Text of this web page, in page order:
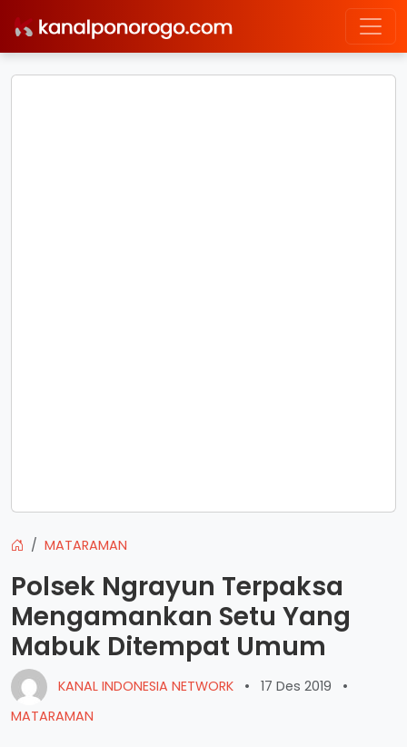
MATARAMAN
Polsek Ngrayun Terpaksa
Mengamankan Setu Yang
Mabuk Ditempat Umum
KANAL INDONESIA NETWORK • 17 Des 2019
•
MATARAMAN